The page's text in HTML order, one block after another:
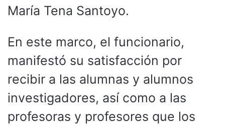
María Tena Santoyo.
En este marco, el funcionario,
manifestó su satisfacción por
recibir a las alumnas y alumnos
investigadores, así como a las
profesoras y profesores que los